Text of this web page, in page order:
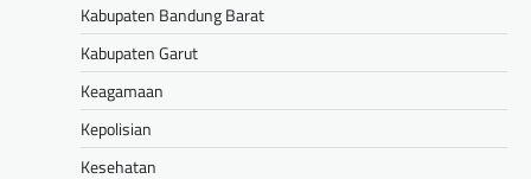
Kabupaten Bandung Barat
Kabupaten Garut
Keagamaan
Kepolisian
Kesehatan